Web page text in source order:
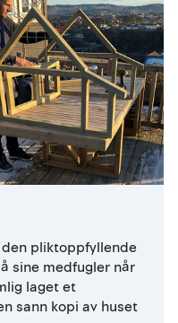
den pliktoppfyllende
sine medfugler når
laget et
sann kopi av huset